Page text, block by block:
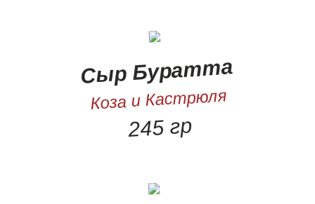
Сыр Буратта
Коза и Кастрюля
245 гр